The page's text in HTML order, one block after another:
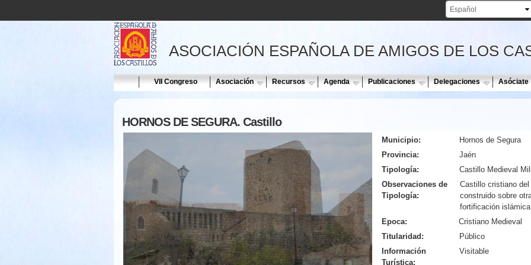
ASOCIACIÓN ESPAÑOLA DE AMIGOS DE LOS
Home VII Congreso Asociación Recursos Agenda Publicaciones Delegaciones Asóciate
HORNOS DE SEGURA. Castillo
Municipio:
Hornos de Segura
Provincia:
Jaén
Tipología:
Castillo Medieval
Observaciones de
Tipología:
Castillo cristiano del
construido sobre
fortificación
Epoca:
Cristiano Medieval
Titularidad:
Público
Información
Turística:
Visitable